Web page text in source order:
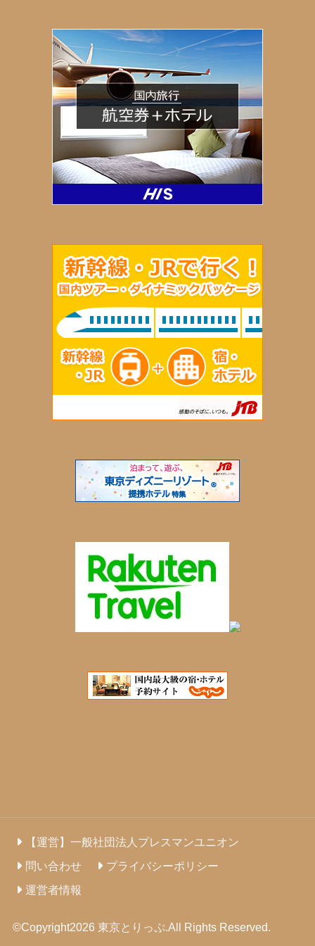
【運営】一般社団法人プレスマンユニオン
問い合わせ
プライバシーポリシー
運営者情報
©Copyright2026 東京とりっぷ.All Rights Reserved.